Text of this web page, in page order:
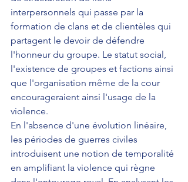
interpersonnels qui passe par la
formation de clans et de clientèles qui
partagent le devoir de défendre
l'honneur du groupe. Le statut social,
l'existence de groupes et factions ainsi
que l'organisation même de la cour
encourageraient ainsi l'usage de la
violence.
En l'absence d'une évolution linéaire,
les périodes de guerres civiles
introduisent une notion de temporalité
en amplifiant la violence qui règne